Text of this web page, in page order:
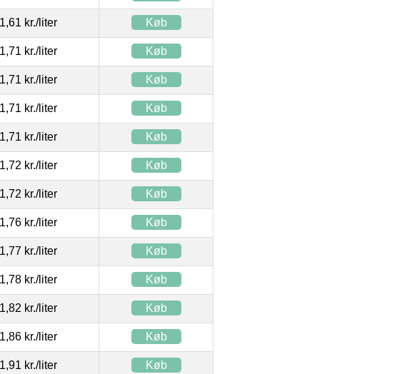
1,61 kr./liter Køb
1,71 kr./liter Køb
1,71 kr./liter Køb
1,71 kr./liter Køb
1,71 kr./liter Køb
1,72 kr./liter Køb
1,72 kr./liter Køb
1,76 kr./liter Køb
1,77 kr./liter Køb
1,78 kr./liter Køb
1,82 kr./liter Køb
1,86 kr./liter Køb
1,91 kr./liter Køb